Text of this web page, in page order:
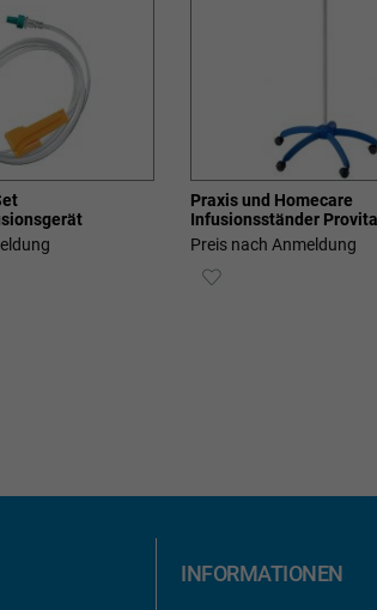
Praxis und Homecare
Infusionsständer Provita
Preis nach Anmeldung
ZUR
INFORMATIONEN